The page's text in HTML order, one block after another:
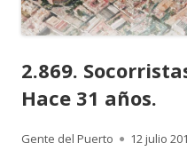
2.869.
Hace 31 años.
Autor
Gente del Puerto
Publicado
12 julio